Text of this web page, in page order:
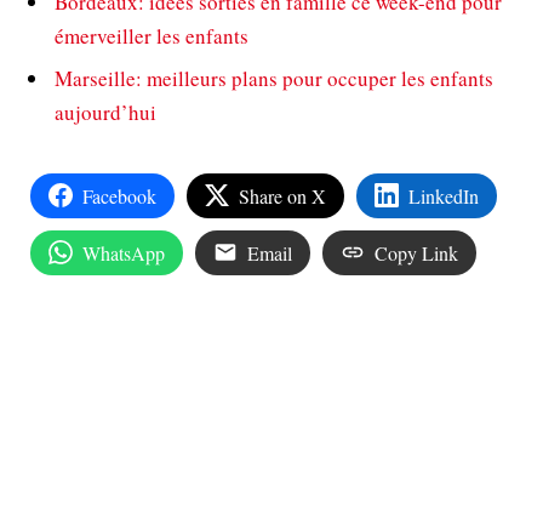
émerveiller les enfants
Marseille: meilleurs plans pour occuper les enfants
aujourd’hui
Facebook Share on X LinkedIn
WhatsApp Email Copy Link